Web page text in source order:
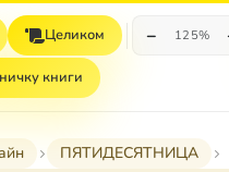
Целиком − 125%
книги
ПЯТИДЕСЯТНИЦА